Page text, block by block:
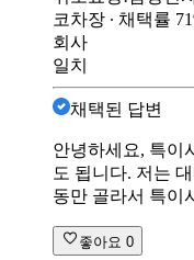
코차장 ∙ 채택률 71
회사
일치
채택된 답변
안녕하세요, 특이
도 됩니다. 저는
동만 골라서 특이
좋아요 0